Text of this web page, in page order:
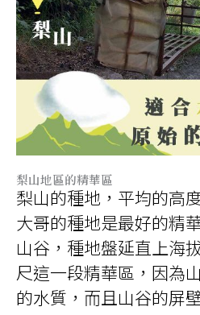
梨山地區的精華區
梨山的種地，平均的高
大哥的種地是最好的精
山谷，種地盤延直上海
尺這一段精華區，因為
的水質，而且山谷的屏